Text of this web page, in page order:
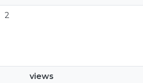
2
views